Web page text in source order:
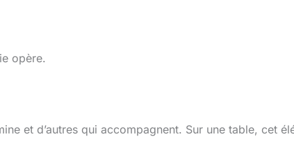
opère.
et d’autres qui accompagnent. Sur une table, cet